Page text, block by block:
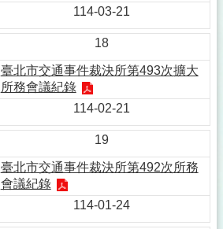
114-03-21
18
臺北市交通事件裁決所第493次擴大
所務會議紀錄
114-02-21
19
臺北市交通事件裁決所第492次所務
會議紀錄
114-01-24